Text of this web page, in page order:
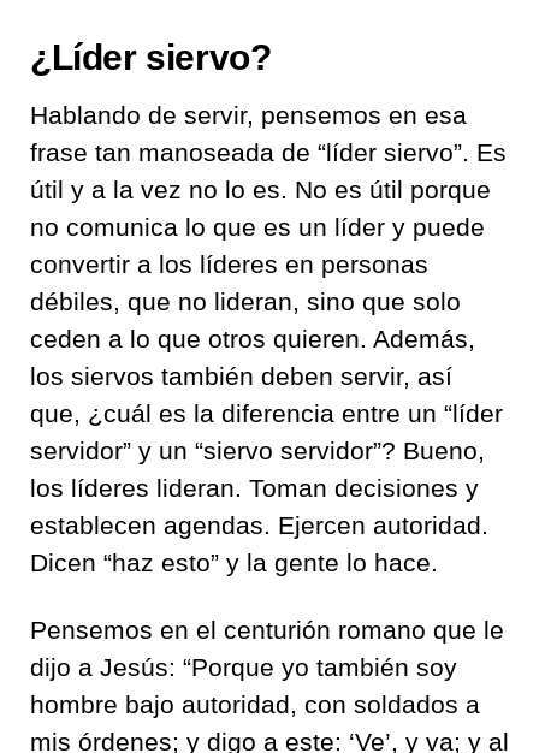
¿Líder siervo?
Hablando de servir, pensemos en esa
frase tan manoseada de “líder siervo”. Es
útil y a la vez no lo es. No es útil porque
no comunica lo que es un líder y puede
convertir a los líderes en personas
débiles, que no lideran, sino que solo
ceden a lo que otros quieren. Además,
los siervos también deben servir, así
que, ¿cuál es la diferencia entre un “líder
servidor” y un “siervo servidor”? Bueno,
los líderes lideran. Toman decisiones y
establecen agendas. Ejercen autoridad.
Dicen “haz esto” y la gente lo hace.
Pensemos en el centurión romano que le
dijo a Jesús: “Porque yo también soy
hombre bajo autoridad, con soldados a
mis órdenes; y digo a este: ‘Ve’, y va; y al